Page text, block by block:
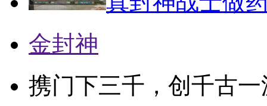
金封神
携门下三千，创千古一